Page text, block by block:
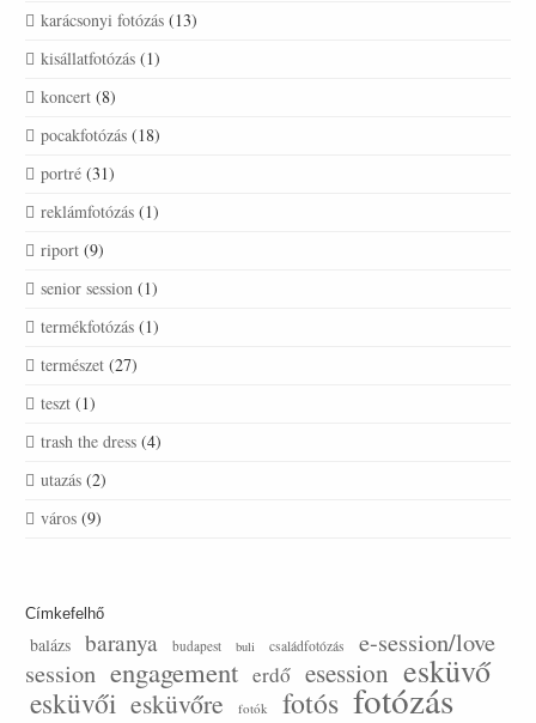
karácsonyi fotózás (13)
kisállatfotózás (1)
koncert (8)
pocakfotózás (18)
portré (31)
reklámfotózás (1)
riport (9)
senior session (1)
termékfotózás (1)
természet (27)
teszt (1)
trash the dress (4)
utazás (2)
város (9)
Címkefelhő
balázs baranya budapest buli családfotózás
e-session/love
session engagement erdő esession esküvő
esküvői esküvőre fotók fotós fotózás